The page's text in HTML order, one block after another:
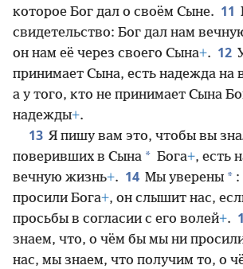
которое Бог дал о своём Сыне. 11
свидетельство: Бог дал нам
он нам её через своего Сына+. 12
принимает Сына, есть надежда на
а у того, кто не принимает Сына
надежды+.
13 Я пишу вам это, чтобы вы
поверивших в Сына * Бога+, есть
вечную жизнь+. 14 Мы уверены * :
просили Бога+, он слышит нас,
просьбы в согласии с его волей+.
знаем, что, о чём бы мы ни
нас, мы знаем, что получим то, о